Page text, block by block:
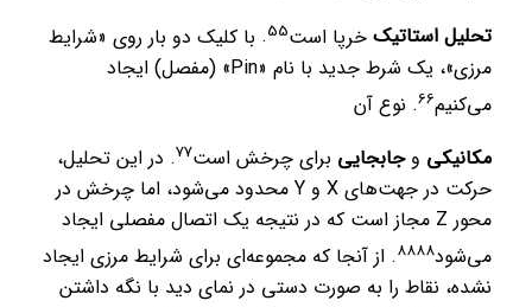
تحلیل استاتیکخرپا است 55
. با کلیک دو بار روی «شرایط
مرزی»، یک شرط جدید با نام «Pin» (مفصل) ایجاد
می‌کنیم 66
. نوع آن
مکانیکی وجابجایی برای چرخش است 77
. در این تحلیل،
حرکت در جهت‌های X و Y محدود می‌شود، اما چرخش در
محور Z مجاز است که در نتیجه یک اتصال مفصلی ایجاد
می‌شود
8888
. از آنجا که مجموعه‌ای برای شرایط مرزی ایجاد
نشده، نقاط را به صورت دستی در نمای دید با نگه داشتن